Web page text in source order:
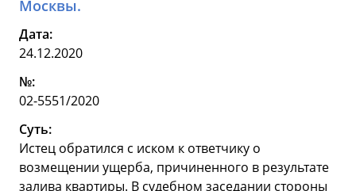
Москвы.
Дата:
24.12.2020
№:
02-5551/2020
Суть:
Истец обратился с иском к ответчику о
возмещении ущерба, причиненного в результате
залива квартиры. В судебном заседании стороны